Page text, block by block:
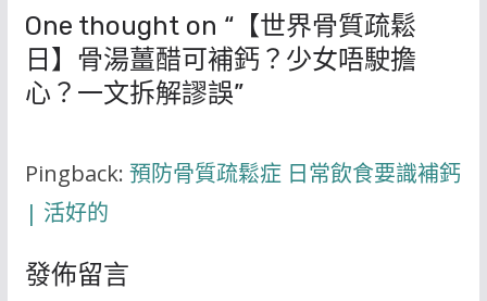
One thought on “【世界骨質疏鬆
日】骨湯薑醋可補鈣？少女唔駛擔
心？一文拆解謬誤”
Pingback: 預防骨質疏鬆症 日常飲食要識補鈣
| 活好的
發佈留言